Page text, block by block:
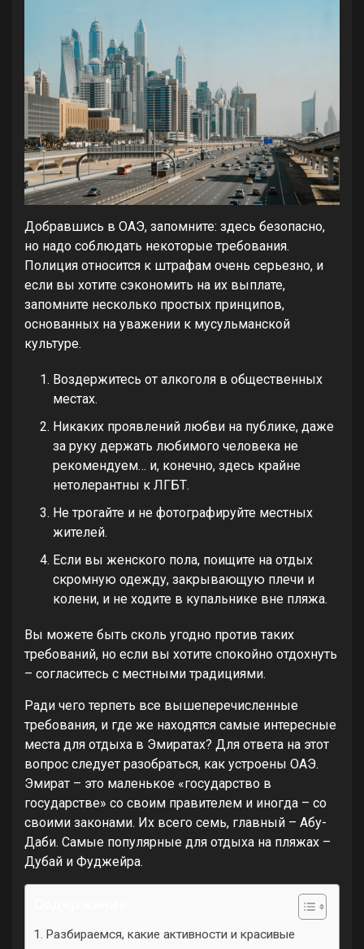
Добравшись в ОАЭ, запомните: здесь безопасно,
но надо соблюдать некоторые требования.
Полиция относится к штрафам очень серьезно, и
если вы хотите сэкономить на их выплате,
запомните несколько простых принципов,
основанных на уважении к мусульманской
культуре.
Воздержитесь от алкоголя в общественных
местах.
Никаких проявлений любви на публике, даже
за руку держать любимого человека не
рекомендуем… и, конечно, здесь крайне
нетолерантны к ЛГБТ.
Не трогайте и не фотографируйте местных
жителей.
Если вы женского пола, поищите на отдых
скромную одежду, закрывающую плечи и
колени, и не ходите в купальнике вне пляжа.
Вы можете быть сколь угодно против таких
требований, но если вы хотите спокойно отдохнуть
– согласитесь с местными традициями.
Ради чего терпеть все вышеперечисленные
требования, и где же находятся самые интересные
места для отдыха в Эмиратах? Для ответа на этот
вопрос следует разобраться, как устроены ОАЭ.
Эмират – это маленькое «государство в
государстве» со своим правителем и иногда – со
своими законами. Их всего семь, главный – Абу-
Даби. Самые популярные для отдыха на пляжах –
Дубай и Фуджейра.
Разбираемся, какие активности и красивые